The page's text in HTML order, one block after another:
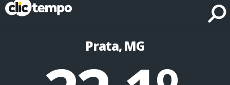
Prata, MG
Fonte: CLIMATEMPO METEOROLOGIA